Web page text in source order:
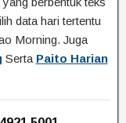
data hari tertentu
Morning. Juga
Serta Paito Harian